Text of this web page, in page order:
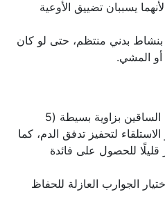
يسببان تضييق الأوعية
بنشاط بدني منتظم، حتى لو كان
المشي.
يمكن رفع الساقين بزاوية بسيطة (5
لتحفيز تدفق الدم، كما
للحصول على فائدة
الجوارب العازلة للحفاظ